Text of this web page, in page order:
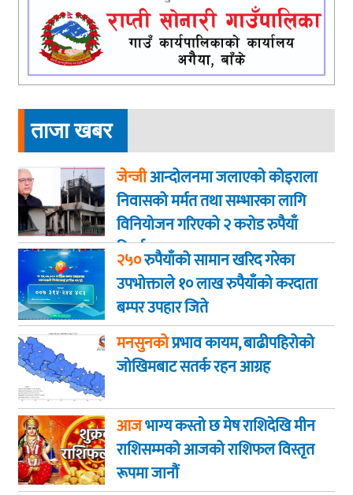
ताजा खबर
जेन्जीआन्दोलनमा जलाएकाे कोइराला
निवासको मर्मत तथा सम्भारका लागि
विनियोजन गरिएको २ करोड रुपैयाँ
फिर्ता
२५०रुपैयाँको सामान खरिद गरेका
उपभोक्ताले १० लाख रुपैयाँको करदाता
बम्पर उपहार जिते
मनसुनकोप्रभाव कायम, बाढीपहिरोको
जोखिमबाट सतर्क रहन आग्रह
आजभाग्य कस्ताे छ मेष राशिदेखि मीन
राशिसम्मको आजको राशिफल विस्तृत
रूपमा जानौं